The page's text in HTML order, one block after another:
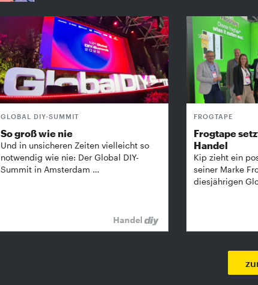
GLOBAL DIY-SUMMIT
So groß wie nie
Und in unsicheren Zeiten vielleicht so
notwendig wie nie: Der Global DIY-
Summit in Amsterdam …
Handel
FROGTAPE
Frogtape
Handel
Kip zieht ein
seiner Marke
diesjährigen